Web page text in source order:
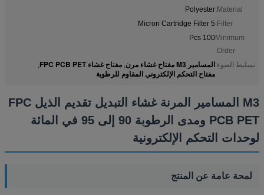
Material:
Polyester
Filter:
5 Micron Cartridge Filter
Minimum
Order:
100 Pcs
تسليط الضوء:المسامير M3 مفتاح غشاء مرن , مفتاح غشاء FPC PCB PET ,
مفتاح التحكم الإلكتروني المقاوم للرطوبة
M3 المسامير المرنة غشاء التبديل تقديم الذيل FPC
PCB PET ومدى الرطوبة 90 إلى 95 في المائة
لوحدات التحكم الإلكترونية
لمحة عامة عن المنتج